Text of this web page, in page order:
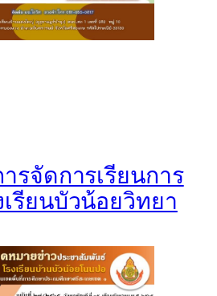
รจัดการเรียนการ
รียนบัวน้อยวิทยา